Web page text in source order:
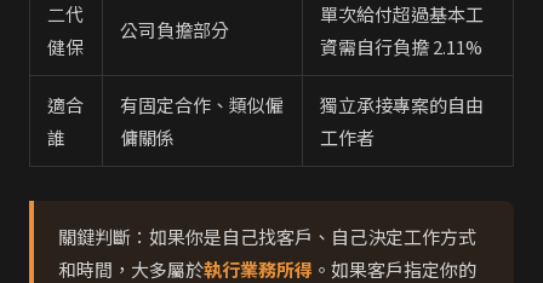
二代
健保
公司負擔部分
單次給付超過基本工
資需自行負擔 2.11%
適合
誰
有固定合作、類似僱
傭關係
獨立承接專案的自由
工作者
關鍵判斷：如果你是自己找客戶、自己決定工作方式
和時間，大多屬於執行業務所得 。如果客戶指定你的